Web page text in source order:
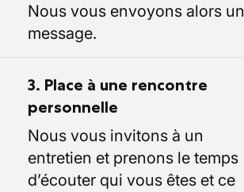
Nous vous envoyons alors un
message.
3. Place à une rencontre
personnelle
Nous vous invitons à un
entretien et prenons le temps
d’écouter qui vous êtes et ce